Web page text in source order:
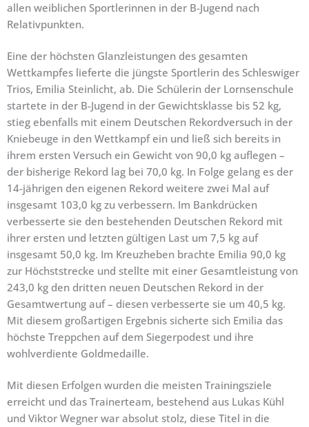
allen weiblichen Sportlerinnen in der B-Jugend nach
Relativpunkten.
Eine der höchsten Glanzleistungen des gesamten
Wettkampfes lieferte die jüngste Sportlerin des Schleswiger
Trios, Emilia Steinlicht, ab. Die Schülerin der Lornsenschule
startete in der B-Jugend in der Gewichtsklasse bis 52 kg,
stieg ebenfalls mit einem Deutschen Rekordversuch in der
Kniebeuge in den Wettkampf ein und ließ sich bereits in
ihrem ersten Versuch ein Gewicht von 90,0 kg auflegen –
der bisherige Rekord lag bei 70,0 kg. In Folge gelang es der
14-jährigen den eigenen Rekord weitere zwei Mal auf
insgesamt 103,0 kg zu verbessern. Im Bankdrücken
verbesserte sie den bestehenden Deutschen Rekord mit
ihrer ersten und letzten gültigen Last um 7,5 kg auf
insgesamt 50,0 kg. Im Kreuzheben brachte Emilia 90,0 kg
zur Höchststrecke und stellte mit einer Gesamtleistung von
243,0 kg den dritten neuen Deutschen Rekord in der
Gesamtwertung auf – diesen verbesserte sie um 40,5 kg.
Mit diesem großartigen Ergebnis sicherte sich Emilia das
höchste Treppchen auf dem Siegerpodest und ihre
wohlverdiente Goldmedaille.
Mit diesen Erfolgen wurden die meisten Trainingsziele
erreicht und das Trainerteam, bestehend aus Lukas Kühl
und Viktor Wegner war absolut stolz, diese Titel in die